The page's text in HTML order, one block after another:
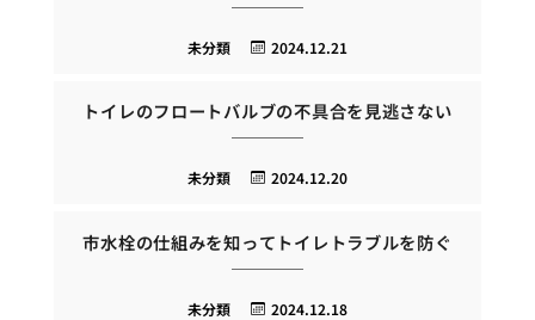
2024.12.21
未分類
トイレのフロートバルブの不具合を見逃さない
2024.12.20
未分類
市水栓の仕組みを知ってトイレトラブルを防ぐ
2024.12.18
未分類